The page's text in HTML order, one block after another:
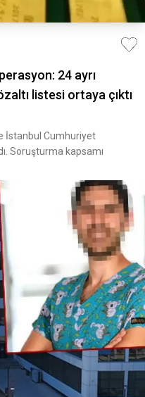
24 ayrı
listesi ortaya çıktı
İstanbul Cumhuriyet
Soruşturma kapsamı